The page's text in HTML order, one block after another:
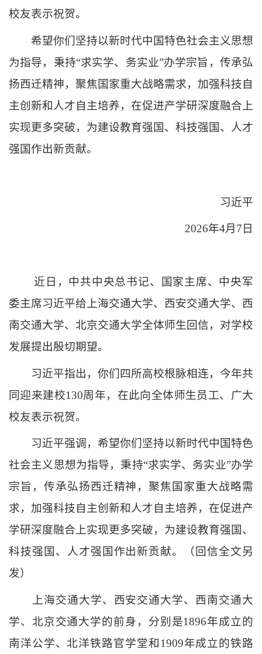
校友表示祝贺。
希望你们坚持以新时代中国特色社会主义思想
为指导，秉持“求实学、务实业”办学宗旨，传承弘
扬西迁精神，聚焦国家重大战略需求，加强科技自
主创新和人才自主培养，在促进产学研深度融合上
实现更多突破，为建设教育强国、科技强国、人才
强国作出新贡献。
习近平
2026年4月7日
近日，中共中央总书记、国家主席、中央军
委主席习近平给上海交通大学、西安交通大学、西
南交通大学、北京交通大学全体师生回信，对学校
发展提出殷切期望。
习近平指出，你们四所高校根脉相连，今年共
同迎来建校130周年，在此向全体师生员工、广大
校友表示祝贺。
习近平强调，希望你们坚持以新时代中国特色
社会主义思想为指导，秉持“求实学、务实业”办学
宗旨，传承弘扬西迁精神，聚焦国家重大战略需
求，加强科技自主创新和人才自主培养，在促进产
学研深度融合上实现更多突破，为建设教育强国、
科技强国、人才强国作出新贡献。（回信全文另
发）
上海交通大学、西安交通大学、西南交通大
学、北京交通大学的前身，分别是1896年成立的
南洋公学、北洋铁路官学堂和1909年成立的铁路